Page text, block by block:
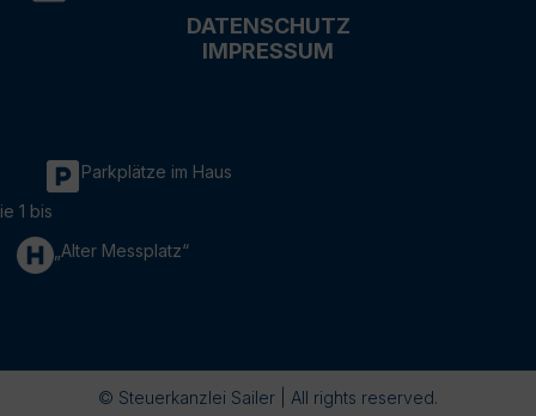
DATENSCHUTZ
IMPRESSUM
Parkplätze im Haus
1 bis
„Alter Messplatz“
© Steuerkanzlei Sailer | All rights reserved.